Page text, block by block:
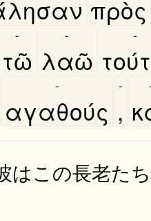
πρὸς
τῶ
-
λαῶ
- -
αγαθούς
-
,
-
はこの長老た